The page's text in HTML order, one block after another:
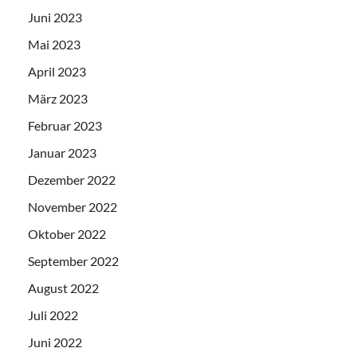
Juni 2023
Mai 2023
April 2023
März 2023
Februar 2023
Januar 2023
Dezember 2022
November 2022
Oktober 2022
September 2022
August 2022
Juli 2022
Juni 2022